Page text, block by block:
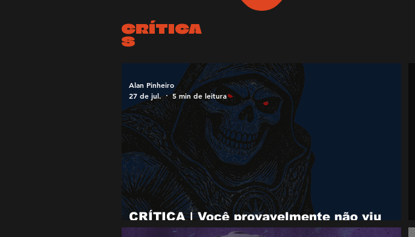
mas deveria ver continuação de
CRÍTICA
S
CRÍTICA | Você provavelmente não viu
Mestres do Universo, mas deveria ver
Alan Pinheiro
27 de jul.
5 min de leitura